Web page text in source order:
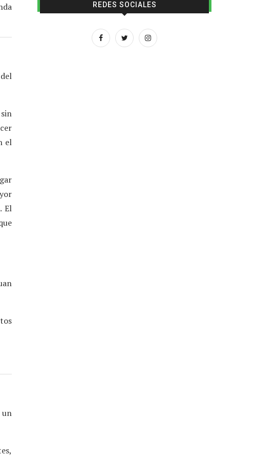
el
El
REDES SOCIALES